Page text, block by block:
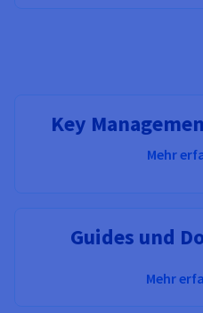
Key
Mehr
Guides und
Mehr